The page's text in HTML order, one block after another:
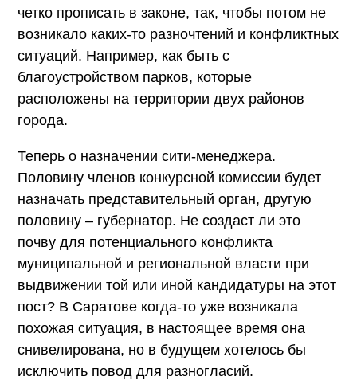
четко прописать в законе, так, чтобы потом не
возникало каких-то разночтений и конфликтных
ситуаций. Например, как быть с
благоустройством парков, которые
расположены на территории двух районов
города.
Теперь о назначении сити-менеджера.
Половину членов конкурсной комиссии будет
назначать представительный орган, другую
половину – губернатор. Не создаст ли это
почву для потенциального конфликта
муниципальной и региональной власти при
выдвижении той или иной кандидатуры на этот
пост? В Саратове когда-то уже возникала
похожая ситуация, в настоящее время она
снивелирована, но в будущем хотелось бы
исключить повод для разногласий.